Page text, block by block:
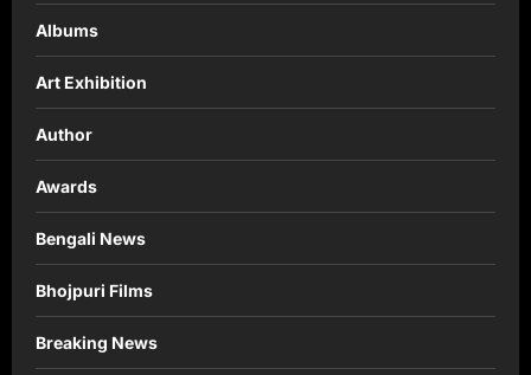
Albums
Art Exhibition
Author
Awards
Bengali News
Bhojpuri Films
Breaking News